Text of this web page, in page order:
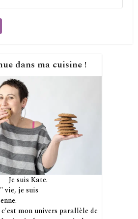
dans ma cuisine !
Je suis Kate.
vie, je suis
c'est mon univers parallèle de